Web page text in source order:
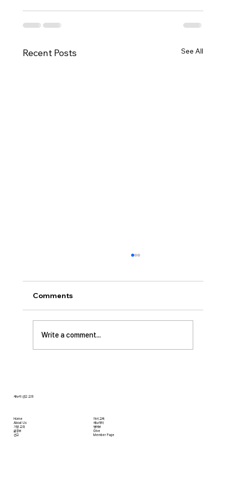
Recent Posts See All
오늘날 성도로서 올바른 신앙생활을 하는 데 걸
림돌이 되는 세 가지가 있습니다. 첫째는 안일주
의입니다. 산업혁명 이후 급속도로 발전한 물질
문명은 우리의 삶을 매우 편리하게 만들어 주었
Comments
Write a comment...
Home
About Us
​가정 교회
​삶공부
​선교
자녀 교육
새누리터
영어부
Give
Member Page
새누리 선교 교회